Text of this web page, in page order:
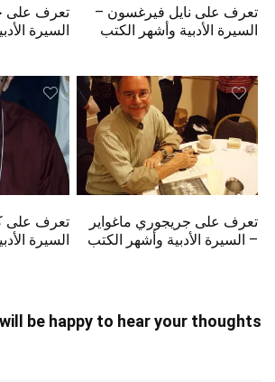
تعرف على نايل فيرغسون –
السيرة الأدبية وأشهر الكتب
تعرف على
السيرة
تعرف على جريجوري ماغواير
– السيرة الأدبية وأشهر الكتب
تعرف على
السيرة
be happy to hear your thoughts